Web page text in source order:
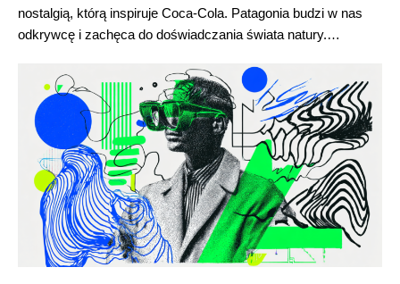
nostalgią, którą inspiruje Coca-Cola. Patagonia budzi w nas
odkrywcę i zachęca do doświadczania świata natury.…